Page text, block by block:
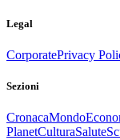
Legal
CorporatePrivacy
Sezioni
CronacaMondo
PlanetCulturaSalute